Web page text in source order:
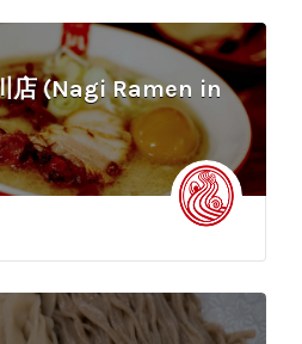
店 (Nagi Ramen in